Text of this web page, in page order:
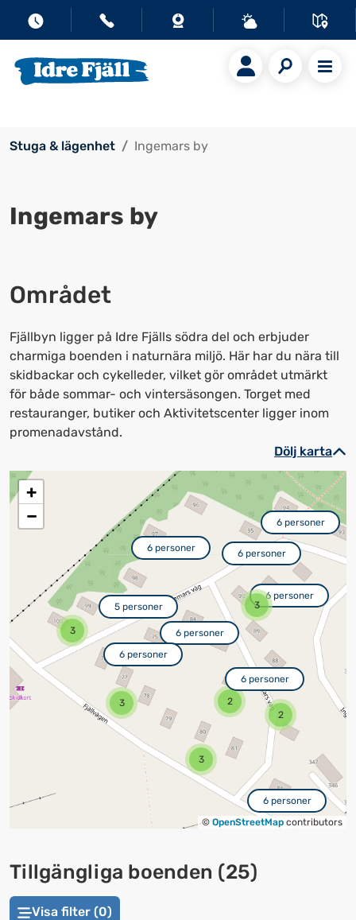
Stuga & lägenhet Ingemars by
Området
Fjällbyn ligger på Idre Fjälls södra del och erbjuder
charmiga boenden i naturnära miljö. Här har du nära till
skidbackar och cykelleder, vilket gör området utmärkt
för både sommar- och vintersäsongen. Torget med
restauranger, butiker och Aktivitetscenter ligger inom
promenadavstånd.
Ingemars by
Dölj karta
3
3
2
6 personer
6 personer
6 personer
2
6 personer
6 personer
3
6 personer
6 personer
6 personer
5 personer
3
+
−
© OpenStreetMap contributors
Tillgängliga boenden (25)
Visa filter (0)